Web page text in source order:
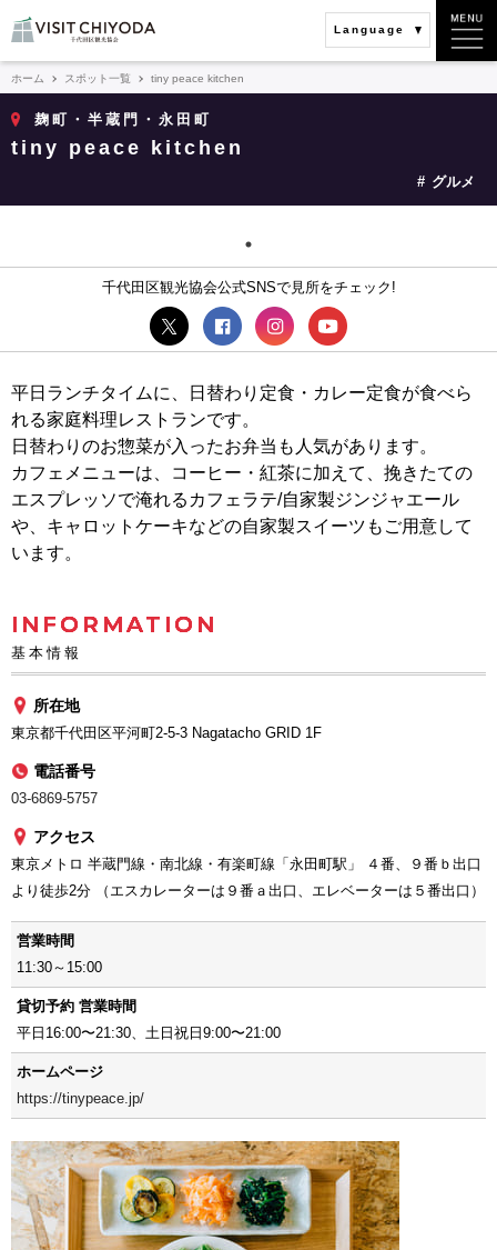
Language
ホーム スポット一覧 tiny peace kitchen
麹町・半蔵門・永田町
tiny peace kitchen
グルメ
千代田区観光協会公式SNSで見所をチェック!
平日ランチタイムに、日替わり定食・カレー定食が食べら
れる家庭料理レストランです。
日替わりのお惣菜が入ったお弁当も人気があります。
カフェメニューは、コーヒー・紅茶に加えて、挽きたての
エスプレッソで淹れるカフェラテ/自家製ジンジャエール
や、キャロットケーキなどの自家製スイーツもご用意して
います。
INFORMATION
基本情報
所在地
東京都千代田区平河町2-5-3 Nagatacho GRID 1F
電話番号
03-6869-5757
アクセス
東京メトロ 半蔵門線・南北線・有楽町線「永田町駅」 ４番、９番ｂ出口
より徒歩2分 （エスカレーターは９番ａ出口、エレベーターは５番出口）
営業時間
11:30～15:00
貸切予約 営業時間
平日16:00〜21:30、土日祝日9:00〜21:00
ホームページ
https://tinypeace.jp/